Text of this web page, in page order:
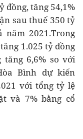
đồng, tăng 54,1%
sau thuế 350 tỷ
năm 2021.Trong
1.025 tỷ đồng
tăng 6,6% so với
Bình dự kiến
với tổng tỷ lệ
và 7% bằng cổ